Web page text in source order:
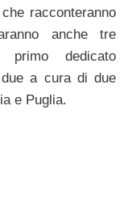
racconteranno
anche tre
primo dedicato
a cura di due
e Puglia.